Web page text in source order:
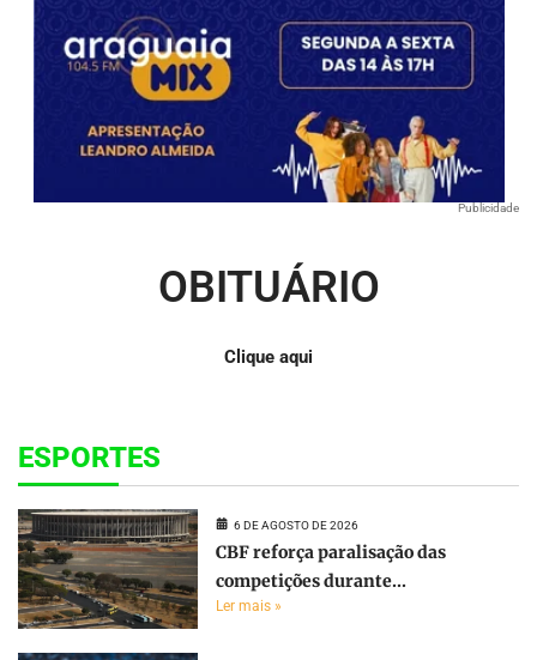
Publicidade
OBITUÁRIO
Clique aqui
ESPORTES
6 DE AGOSTO DE 2026
CBF reforça paralisação das
competições durante...
Ler mais »